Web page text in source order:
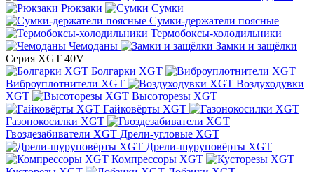
Рюкзаки
Сумки
Сумки-держатели поясные
Термобоксы-холодильники
Чемоданы
Замки и защёлки
Серия XGT 40V
Болгарки XGT
Виброуплотнители XGT
Воздуходувки
XGT
Высоторезы XGT
Гайковёрты XGT
Газонокосилки XGT
Гвоздезабиватели XGT Дрели-угловые XGT
Дрели-шуруповёрты XGT
Компрессоры XGT